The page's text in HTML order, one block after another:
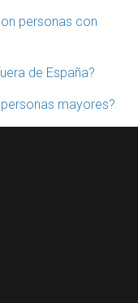
personas con
de España?
mayores?